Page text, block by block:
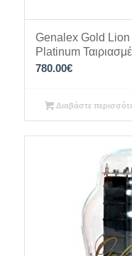
Genalex Gold
Platinum
780.00€
Διαβάστε